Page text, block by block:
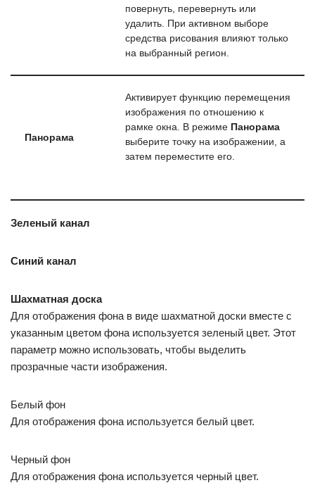
повернуть, перевернуть или
удалить. При активном выборе
средства рисования влияют только
на выбранный регион.
Панорама
Активирует функцию перемещения
изображения по отношению к
рамке окна. В режиме Панорама
выберите точку на изображении, а
затем переместите его.
Зеленый канал
Синий канал
Шахматная доска
Для отображения фона в виде шахматной доски вместе с
указанным цветом фона используется зеленый цвет. Этот
параметр можно использовать, чтобы выделить
прозрачные части изображения.
Белый фон
Для отображения фона используется белый цвет.
Черный фон
Для отображения фона используется черный цвет.